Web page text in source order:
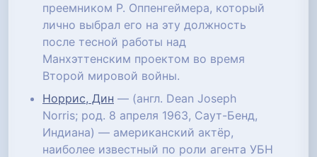
преемником Р. Оппенгеймера, который
лично выбрал его на эту должность
после тесной работы над
Манхэттенским проектом во время
Второй мировой войны.
Норрис, Дин — (англ. Dean Joseph
Norris; род. 8 апреля 1963, Саут-Бенд,
Индиана) — американский актёр,
наиболее известный по роли агента УБН